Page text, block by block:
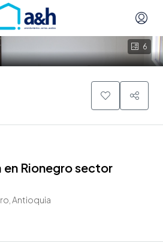
6
en Rionegro sector
Antioquia